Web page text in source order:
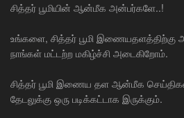
சித்தர் பூமியின் ஆன்மீக அன்பர்களே..!
உங்களை, சித்தர் பூமி இணையதளத்திற்கு
நாங்கள் மட்டற்ற மகிழ்ச்சி அடைகிறோம்.
சித்தர் பூமி இணைய தள ஆன்மீக
தேடலுக்கு ஒரு படிக்கட்டாக இருக்கும்.